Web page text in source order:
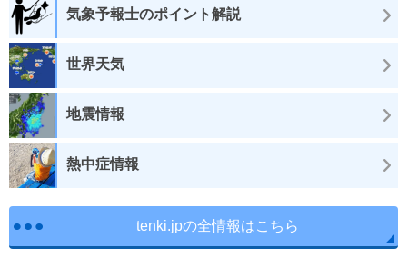
気象予報士のポイント解説
世界天気
地震情報
熱中症情報
tenki.jpの全情報はこちら